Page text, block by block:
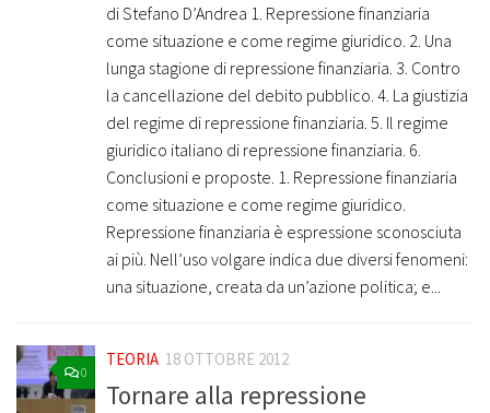
di Stefano D’Andrea 1. Repressione finanziaria
come situazione e come regime giuridico. 2. Una
lunga stagione di repressione finanziaria. 3. Contro
la cancellazione del debito pubblico. 4. La giustizia
del regime di repressione finanziaria. 5. Il regime
giuridico italiano di repressione finanziaria. 6.
Conclusioni e proposte. 1. Repressione finanziaria
come situazione e come regime giuridico.
Repressione finanziaria è espressione sconosciuta
ai più. Nell’uso volgare indica due diversi fenomeni:
una situazione, creata da un’azione politica; e...
0
TEORIA 18 OTTOBRE 2012
Tornare alla repressione